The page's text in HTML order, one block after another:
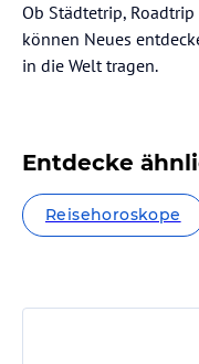
⁠Ob Städtetrip,
können Neues
in die Welt tragen.
Entdecke
Reisehoroskope